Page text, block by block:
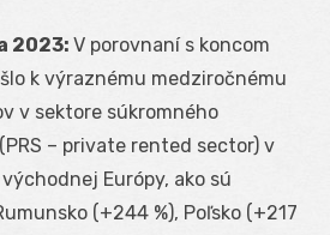
2023: V porovnaní s koncom
k výraznému medziročnému
v sektore súkromného
– private rented sector) v
Európy, ako sú
(+244 %), Poľsko (+217